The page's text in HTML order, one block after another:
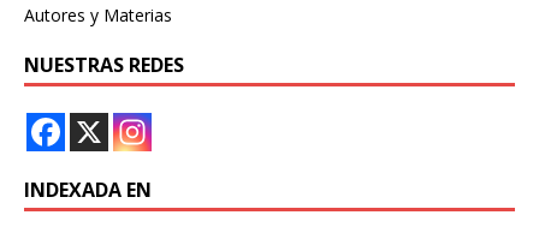
Autores y Materias
NUESTRAS REDES
INDEXADA EN